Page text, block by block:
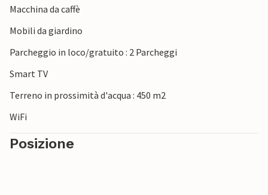
gustate le specialità regionali e scoprite le vivaci usanze
frisone.
Macchina da caffè
Mobili da giardino
Parcheggio in loco/gratuito : 2 Parcheggi
Smart TV
Terreno in prossimità d'acqua : 450 m2
WiFi
Posizione